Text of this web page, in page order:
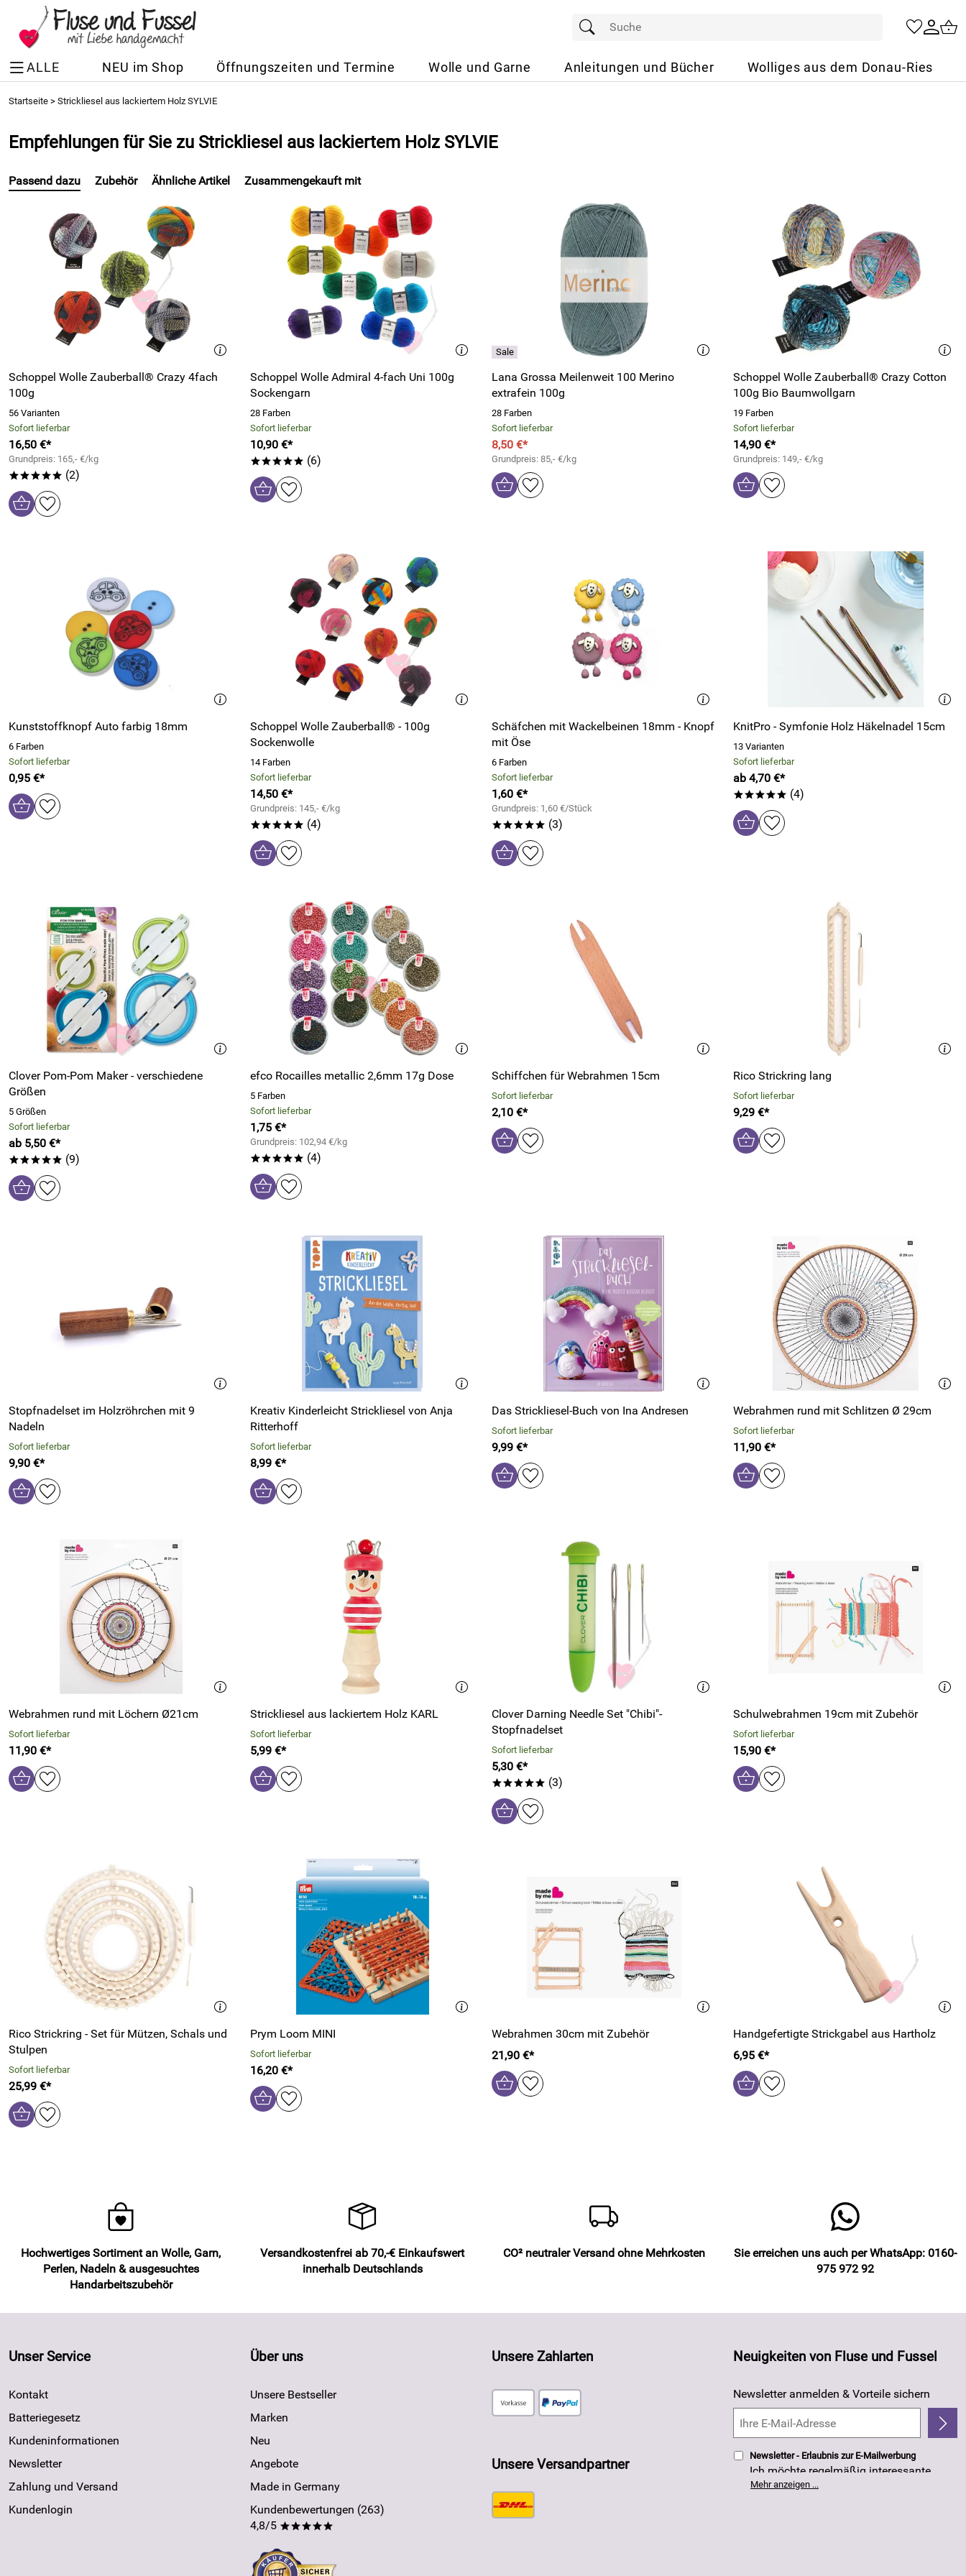
ALLE NEU im Shop Öffnungszeiten und Termine Wolle und Garne Anleitungen und Bücher Wolliges aus dem Donau-Ries
Startseite > Strickliesel aus lackiertem Holz SYLVIE
Empfehlungen für Sie zu Strickliesel aus lackiertem Holz SYLVIE
Passend dazu
Schoppel Wolle Zauberball® Crazy 4fach
100g
56 Varianten
Sofort lieferbar
16,50 €*
Grundpreis: 165,- €/kg
***** (2)
Schoppel Wolle Admiral 4-fach Uni 100g
Sockengarn
28 Farben
Sofort lieferbar
10,90 €*
***** (6)
Lana Grossa Meilenweit 100 Merino
extrafein 100g
28 Farben
Sofort lieferbar
8,50 €*
Grundpreis: 85,- €/kg
Schoppel Wolle Zauberball® Crazy Cotton
100g Bio Baumwollgarn
19 Farben
Sofort lieferbar
14,90 €*
Grundpreis: 149,- €/kg
Kunststoffknopf Auto farbig 18mm
6 Farben
Sofort lieferbar
0,95 €*
Schoppel Wolle Zauberball® - 100g
Sockenwolle
14 Farben
Sofort lieferbar
14,50 €*
Grundpreis: 145,- €/kg
***** (4)
Schäfchen mit Wackelbeinen 18mm - Knopf
mit Öse
6 Farben
Sofort lieferbar
1,60 €*
Grundpreis: 1,60 €/Stück
***** (3)
KnitPro - Symfonie Holz Häkelnadel 15cm
13 Varianten
Sofort lieferbar
ab 4,70 €*
***** (4)
Clover Pom-Pom Maker - verschiedene
Größen
5 Größen
Sofort lieferbar
ab 5,50 €*
***** (9)
efco Rocailles metallic 2,6mm 17g Dose
5 Farben
Sofort lieferbar
1,75 €*
Grundpreis: 102,94 €/kg
***** (4)
Schiffchen für Webrahmen 15cm
Sofort lieferbar
2,10 €*
Rico Strickring lang
Sofort lieferbar
9,29 €*
Stopfnadelset im Holzröhrchen mit 9
Nadeln
Sofort lieferbar
9,90 €*
Kreativ Kinderleicht Strickliesel von Anja
Ritterhoff
Sofort lieferbar
8,99 €*
Das Strickliesel-Buch von Ina Andresen
Sofort lieferbar
9,99 €*
Webrahmen rund mit Schlitzen Ø 29cm
Sofort lieferbar
11,90 €*
Webrahmen rund mit Löchern Ø21cm
Sofort lieferbar
11,90 €*
Strickliesel aus lackiertem Holz KARL
Sofort lieferbar
5,99 €*
Clover Darning Needle Set "Chibi"-
Stopfnadelset
Sofort lieferbar
5,30 €*
***** (3)
Schulwebrahmen 19cm mit Zubehör
Sofort lieferbar
15,90 €*
Rico Strickring - Set für Mützen, Schals und
Stulpen
Sofort lieferbar
25,99 €*
Prym Loom MINI
Sofort lieferbar
16,20 €*
Webrahmen 30cm mit Zubehör
21,90 €*
Handgefertigte Strickgabel aus Hartholz
6,95 €*
Zubehör Ähnliche Artikel Zusammengekauft mit
Hochwertiges Sortiment an Wolle, Garn,
Perlen, Nadeln & ausgesuchtes
Handarbeitszubehör
Versandkostenfrei ab 70,-€ Einkaufswert
innerhalb Deutschlands
CO² neutraler Versand ohne Mehrkosten
Sie erreichen uns auch per WhatsApp: 0160-
975 972 92
Unser Service
Kontakt
Batteriegesetz
Kundeninformationen
Newsletter
Zahlung und Versand
Kundenlogin
Über uns
Unsere Bestseller
Marken
Neu
Angebote
Made in Germany
Kundenbewertungen (263)
4,8/5 *****
Unsere Zahlarten
Unsere Versandpartner
Neuigkeiten von Fluse und Fussel
Newsletter anmelden & Vorteile sichern
Newsletter - Erlaubnis zur E-Mailwerbung
Ich möchte regelmäßig interessante
Angebote per E-Mail erhalten. Meine E-
Mail-Adresse wird nicht an andere
Mehr anzeigen ...